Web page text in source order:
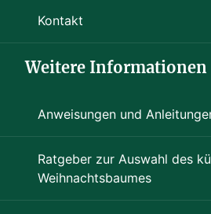
Kontakt
Weitere Informationen
Anweisungen und
Ratgeber zur Auswahl des
Weihnachtsbaumes